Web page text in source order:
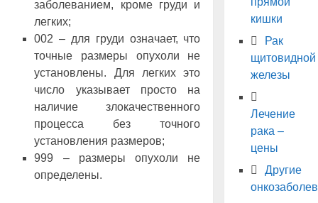
заболеванием, кроме груди и
легких;
002 ‒ для груди означает, что
точные размеры опухоли не
установлены. Для легких это
число указывает просто на
наличие злокачественного
процесса без точного
установления размеров;
999 ‒ размеры опухоли не
определены.
кишки
Рак
щитовидной
железы
Лечение
рака –
цены
Другие